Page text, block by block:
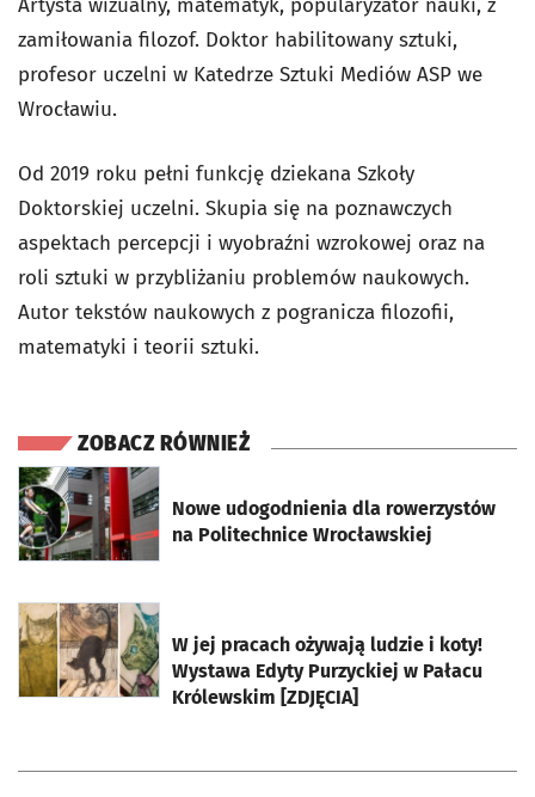
Artysta wizualny, matematyk, popularyzator nauki, z
zamiłowania filozof. Doktor habilitowany sztuki,
profesor uczelni w Katedrze Sztuki Mediów ASP we
Wrocławiu.
Od 2019 roku pełni funkcję dziekana Szkoły
Doktorskiej uczelni. Skupia się na poznawczych
aspektach percepcji i wyobraźni wzrokowej oraz na
roli sztuki w przybliżaniu problemów naukowych.
Autor tekstów naukowych z pogranicza filozofii,
matematyki i teorii sztuki.
ZOBACZ RÓWNIEŻ
Nowe udogodnienia dla rowerzystów
na Politechnice Wrocławskiej
otworzy się w nowej karcie
W jej pracach ożywają ludzie i koty!
Wystawa Edyty Purzyckiej w Pałacu
Królewskim [ZDJĘCIA]
otworzy się w nowej karcie